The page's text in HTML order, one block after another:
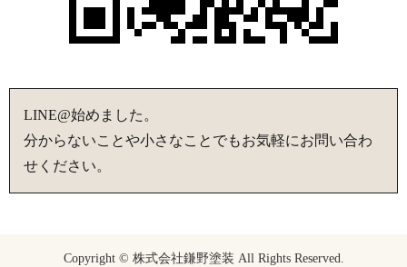
LINE@始めました。
分からないことや小さなことでもお気軽にお問い合わ
せください。
Copyright © 株式会社鎌野塗装 All Rights Reserved.